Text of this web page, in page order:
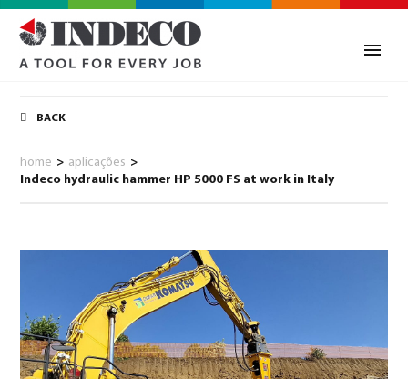
0
BACK
home > aplicações >
Indeco hydraulic hammer HP 5000 FS at work in Italy